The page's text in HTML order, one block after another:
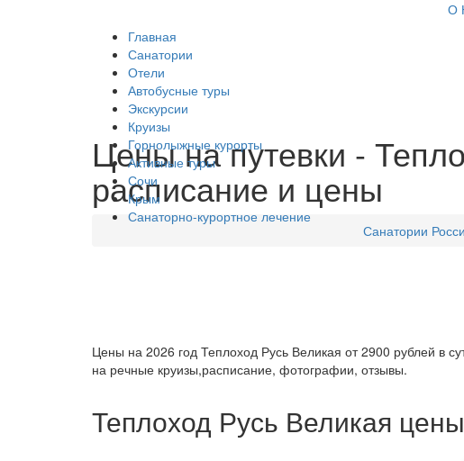
О
Главная
Санатории
Отели
Автобусные туры
Экскурсии
Круизы
Горнолыжные курорты
Активные туры
Сочи
Крым
Санаторно-курортное лечение
Цены на путевки -
расписание и цены
Санатории
Цены на 2026 год Теплоход Русь Великая от 2900 рублей в
на речные круизы,расписание, фотографии, отзывы.
Теплоход Русь Великая